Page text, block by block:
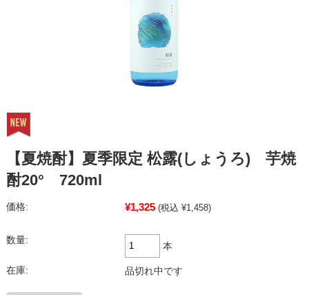
【夏焼酎】夏季限定 松露(しょうろ) 芋焼
酎20° 720ml
価格: ¥1,325 (税込 ¥1,458)
数量:
本
在庫: 品切れ中です